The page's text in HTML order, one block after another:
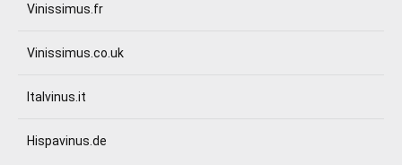
Vinissimus.fr
Vinissimus.co.uk
Italvinus.it
Hispavinus.de